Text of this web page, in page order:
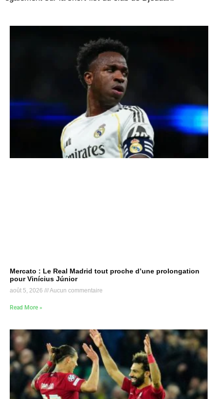
Mercato : Le Real Madrid tout proche d’une prolongation
pour Vinícius Júnior
août 5, 2026 Aucun commentaire
Read More »